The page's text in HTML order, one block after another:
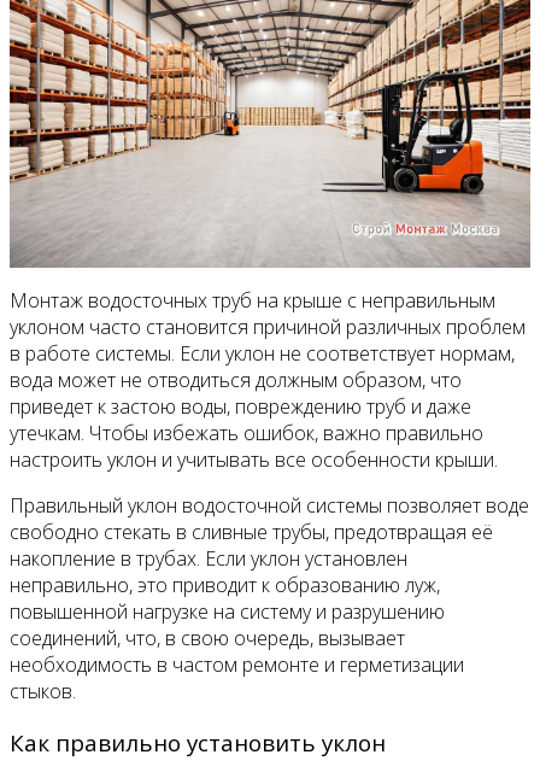
Монтаж водосточных труб на крыше с неправильным
уклоном часто становится причиной различных проблем
в работе системы. Если уклон не соответствует нормам,
вода может не отводиться должным образом, что
приведет к застою воды, повреждению труб и даже
утечкам. Чтобы избежать ошибок, важно правильно
настроить уклон и учитывать все особенности крыши.
Правильный уклон водосточной системы позволяет воде
свободно стекать в сливные трубы, предотвращая её
накопление в трубах. Если уклон установлен
неправильно, это приводит к образованию луж,
повышенной нагрузке на систему и разрушению
соединений, что, в свою очередь, вызывает
необходимость в частом ремонте и герметизации
стыков.
Как правильно установить уклон